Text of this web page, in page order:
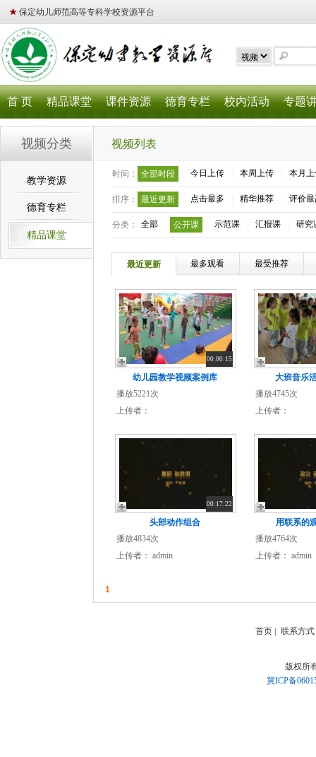
★ 保定幼儿师范高等专科学校资源平台
首 页 精品课堂 课件资源 德育专栏 校内活动 专题
视频分类
教学资源
德育专栏
精品课堂
视频列表
时间： 全部时段 今日上传 本周上传 本月
排序： 最近更新 点击最多 精华推荐 评价
分类： 全部 公开课 示范课 汇报课 研究
最近更新 最多观看 最受推荐
00:00:15
幼儿园教学视频案例库
播放5221次
上传者：
大班音乐
播放4745次
上传者：
00:17:22
头部动作组合
播放4834次
上传者： admin
用联系的
播放4764次
上传者： admin
1
首页 联系方式
版权所
冀ICP备